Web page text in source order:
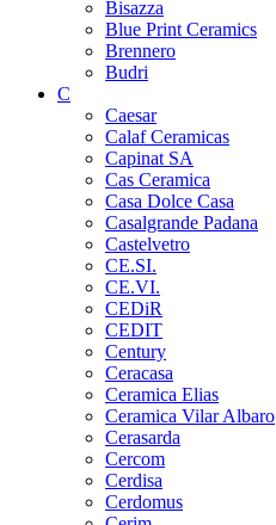
Bisazza
Blue Print Ceramics
Brennero
Budri
C
Caesar
Calaf Ceramicas
Capinat SA
Cas Ceramica
Casa Dolce Casa
Casalgrande Padana
Castelvetro
CE.SI.
CE.VI.
CEDiR
CEDIT
Century
Ceracasa
Ceramica Elias
Ceramica Vilar Albaro
Cerasarda
Cercom
Cerdisa
Cerdomus